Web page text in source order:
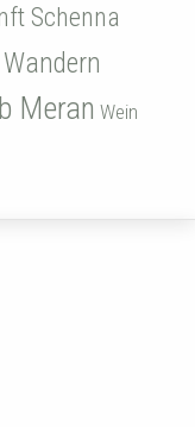
Schenna
Wandern
Meran Wein